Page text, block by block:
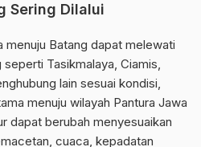
Sering Dilalui
menuju Batang dapat melewati
Tasikmalaya, Ciamis,
lain sesuai kondisi,
menuju wilayah Pantura Jawa
dapat berubah menyesuaikan
cuaca, kepadatan